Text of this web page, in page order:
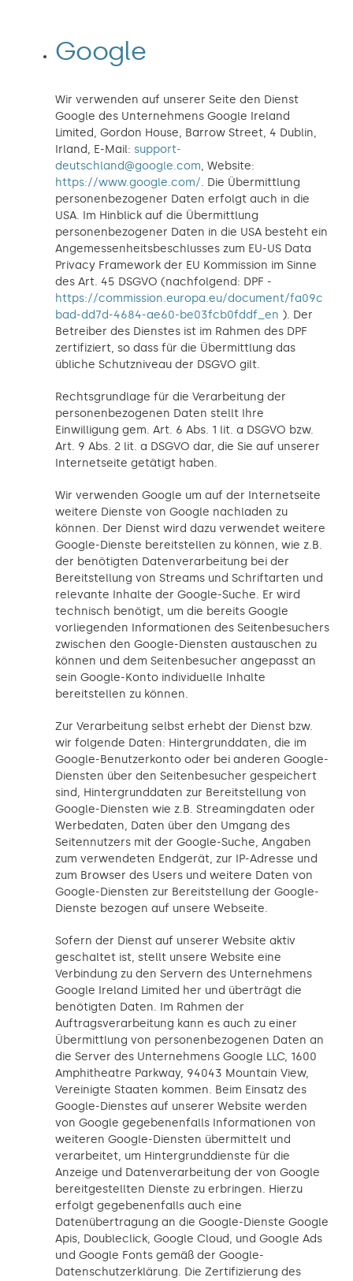
Google
Wir verwenden auf unserer Seite den Dienst
Google des Unternehmens Google Ireland
Limited, Gordon House, Barrow Street, 4 Dublin,
Irland, E-Mail: support-
deutschland@google.com, Website:
https://www.google.com/. Die Übermittlung
personenbezogener Daten erfolgt auch in die
USA. Im Hinblick auf die Übermittlung
personenbezogener Daten in die USA besteht ein
Angemessenheitsbeschlusses zum EU-US Data
Privacy Framework der EU Kommission im Sinne
des Art. 45 DSGVO (nachfolgend: DPF -
https://commission.europa.eu/document/fa09c
bad-dd7d-4684-ae60-be03fcb0fddf_en ). Der
Betreiber des Dienstes ist im Rahmen des DPF
zertifiziert, so dass für die Übermittlung das
übliche Schutzniveau der DSGVO gilt.
Rechtsgrundlage für die Verarbeitung der
personenbezogenen Daten stellt Ihre
Einwilligung gem. Art. 6 Abs. 1 lit. a DSGVO bzw.
Art. 9 Abs. 2 lit. a DSGVO dar, die Sie auf unserer
Internetseite getätigt haben.
Wir verwenden Google um auf der Internetseite
weitere Dienste von Google nachladen zu
können. Der Dienst wird dazu verwendet weitere
Google-Dienste bereitstellen zu können, wie z.B.
der benötigten Datenverarbeitung bei der
Bereitstellung von Streams und Schriftarten und
relevante Inhalte der Google-Suche. Er wird
technisch benötigt, um die bereits Google
vorliegenden Informationen des Seitenbesuchers
zwischen den Google-Diensten austauschen zu
können und dem Seitenbesucher angepasst an
sein Google-Konto individuelle Inhalte
bereitstellen zu können.
Zur Verarbeitung selbst erhebt der Dienst bzw.
wir folgende Daten: Hintergrunddaten, die im
Google-Benutzerkonto oder bei anderen Google-
Diensten über den Seitenbesucher gespeichert
sind, Hintergrunddaten zur Bereitstellung von
Google-Diensten wie z.B. Streamingdaten oder
Werbedaten, Daten über den Umgang des
Seitennutzers mit der Google-Suche, Angaben
zum verwendeten Endgerät, zur IP-Adresse und
zum Browser des Users und weitere Daten von
Google-Diensten zur Bereitstellung der Google-
Dienste bezogen auf unsere Webseite.
Sofern der Dienst auf unserer Website aktiv
geschaltet ist, stellt unsere Website eine
Verbindung zu den Servern des Unternehmens
Google Ireland Limited her und überträgt die
benötigten Daten. Im Rahmen der
Auftragsverarbeitung kann es auch zu einer
Übermittlung von personenbezogenen Daten an
die Server des Unternehmens Google LLC, 1600
Amphitheatre Parkway, 94043 Mountain View,
Vereinigte Staaten kommen. Beim Einsatz des
Google-Dienstes auf unserer Website werden
von Google gegebenenfalls Informationen von
weiteren Google-Diensten übermittelt und
verarbeitet, um Hintergrunddienste für die
Anzeige und Datenverarbeitung der von Google
bereitgestellten Dienste zu erbringen. Hierzu
erfolgt gegebenenfalls auch eine
Datenübertragung an die Google-Dienste Google
Apis, Doubleclick, Google Cloud, und Google Ads
und Google Fonts gemäß der Google-
Datenschutzerklärung. Die Zertifizierung des